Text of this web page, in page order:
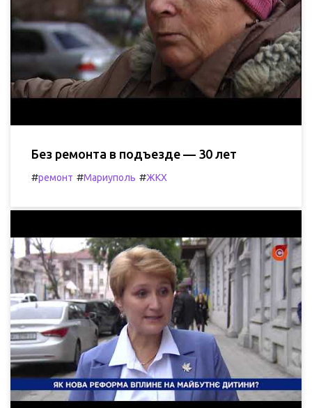
Без ремонта в подъезде — 30 лет
#ремонт #Мариуполь #ЖКХ